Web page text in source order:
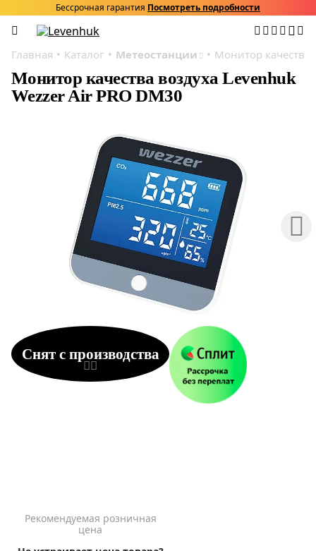
Бессрочная гарантия Посмотреть подробности
Главная Каталог Метеостанции Монитор качества
Монитор качества воздуха Levenhuk
Wezzer Air PRO DM30
Снят с производства
Рекомендуемая розничная
цена